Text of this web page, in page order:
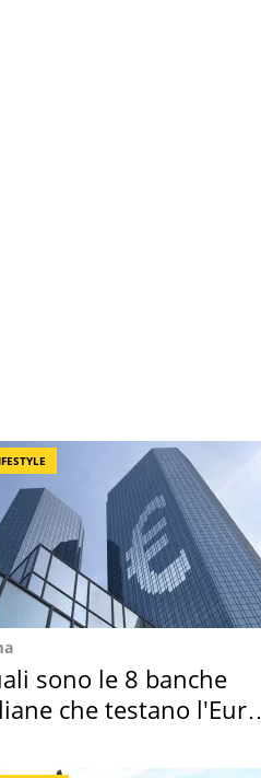
sono le 8 banche
che testano l'Euro